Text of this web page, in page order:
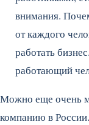
внимания.
от каждого
работать
работающий
Можно еще очень
компанию в